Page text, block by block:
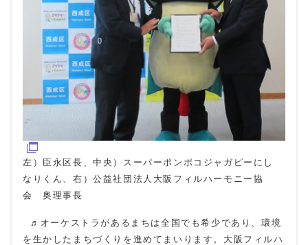
左）臣永区長、中央）スーパーポンポコジャガピーにし
なりくん、右）公益社団法人大阪フィルハーモニー協
会 奥理事長
♬オーケストラがあるまちは全国でも希少であり、環境
を生かしたまちづくりを進めてまいります。大阪フィルハ